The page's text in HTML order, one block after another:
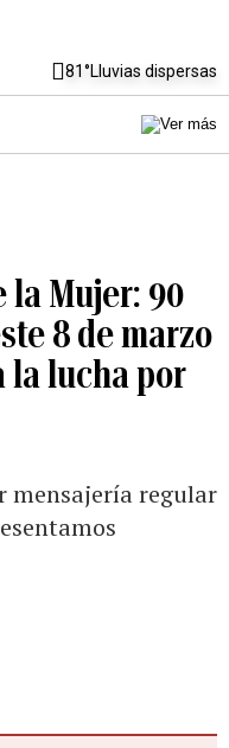
81°Lluvias dispersas
Mujer: 90
8 de marzo
la lucha por
mensajería regular